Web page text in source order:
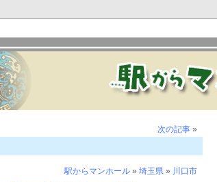
次の記事 »
駅からマンホール » 埼玉県 » 川口市